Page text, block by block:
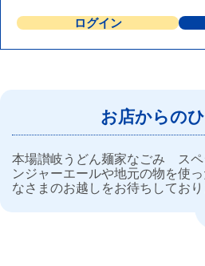
ログイン
お店からの
本場讃岐うどん麺家なごみ ス
ンジャーエールや地元の物を使
なさまのお越しをお待ちしており